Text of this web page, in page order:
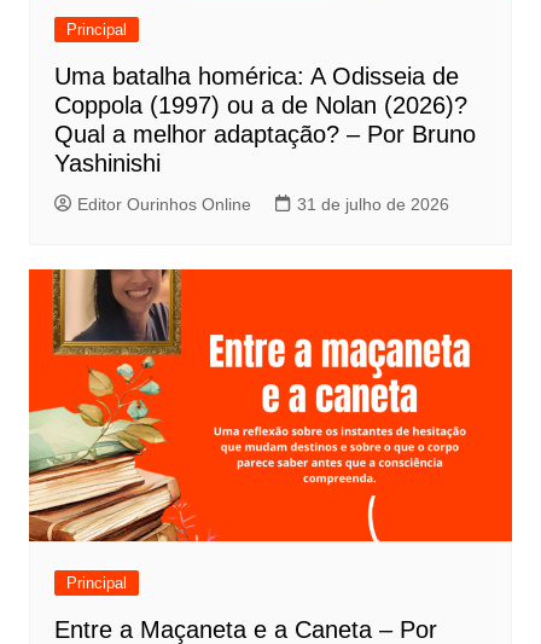
Principal
Uma batalha homérica: A Odisseia de
Coppola (1997) ou a de Nolan (2026)?
Qual a melhor adaptação? – Por Bruno
Yashinishi
Editor Ourinhos Online 31 de julho de 2026
Principal
Entre a Maçaneta e a Caneta – Por